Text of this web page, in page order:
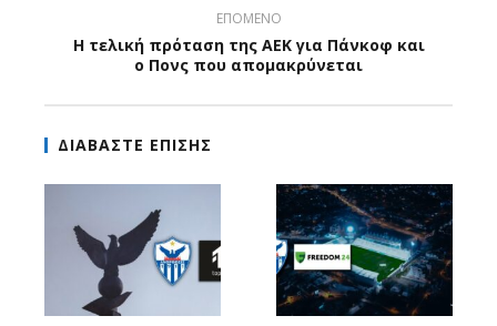
ΕΠΟΜΕΝΟ
Η τελική πρόταση της ΑΕΚ για Πάνκοφ και
ο Πονς που απομακρύνεται
ΔΙΑΒΑΣΤΕ ΕΠΙΣΗΣ